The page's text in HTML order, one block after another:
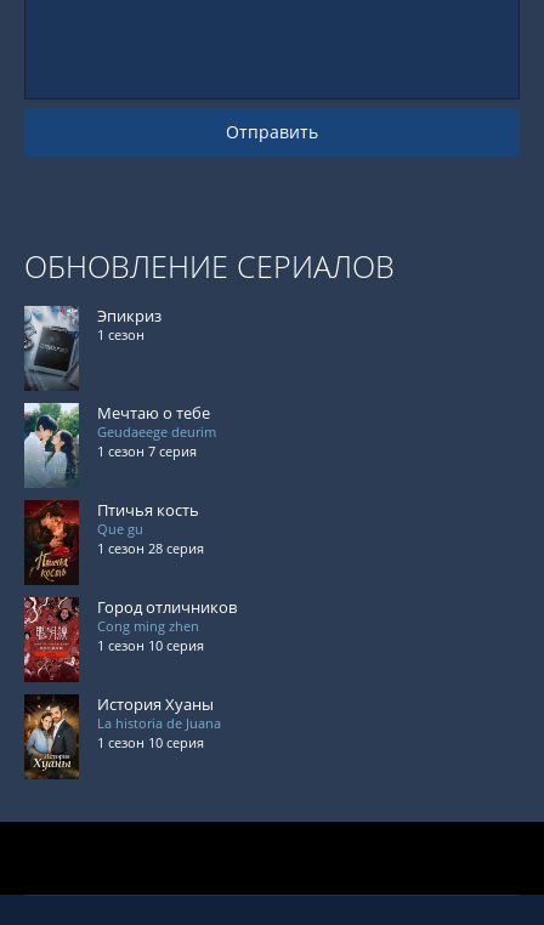
Отправить
ОБНОВЛЕНИЕ СЕРИАЛОВ
Эпикриз
1 сезон
Мечтаю о тебе
Geudaeege deurim
1 сезон 7 серия
Птичья кость
Que gu
1 сезон 28 серия
Город отличников
Cong ming zhen
1 сезон 10 серия
История Хуаны
La historia de Juana
1 сезон 10 серия